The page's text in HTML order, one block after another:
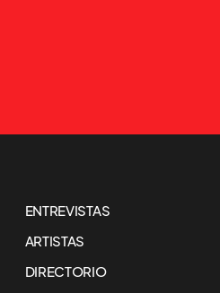
ENTREVISTAS
ARTISTAS
DIRECTORIO